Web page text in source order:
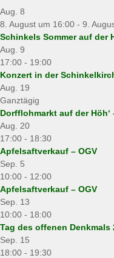
Aug. 8
8. August um 16:00 - 9.
Schinkels Sommer auf der
Aug. 9
17:00 - 19:00
Konzert in der
Aug. 19
Ganztägig
Dorfflohmarkt auf der
Aug. 20
17:00 - 18:30
Apfelsaftverkauf – OGV
Sep. 5
10:00 - 12:00
Apfelsaftverkauf – OGV
Sep. 13
10:00 - 18:00
Tag des offenen Denkmals
Sep. 15
18:00 - 19:30